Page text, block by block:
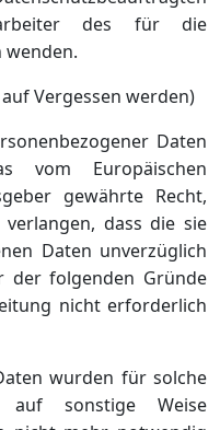
des für die
Vergessen werden)
Daten
vom Europäischen
gewährte Recht,
dass die sie
Daten unverzüglich
der folgenden Gründe
nicht erforderlich
wurden für solche
auf sonstige Weise